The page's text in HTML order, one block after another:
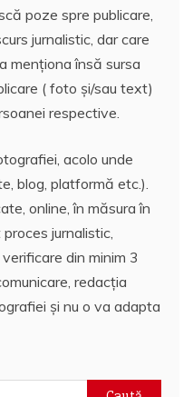
poze spre publicare,
jurnalistic, dar care
menționa însă sursa
( foto și/sau text)
respective.
acolo unde
blog, platformă etc.).
online, în măsura în
jurnalistic,
din minim 3
redacția
și nu o va adapta